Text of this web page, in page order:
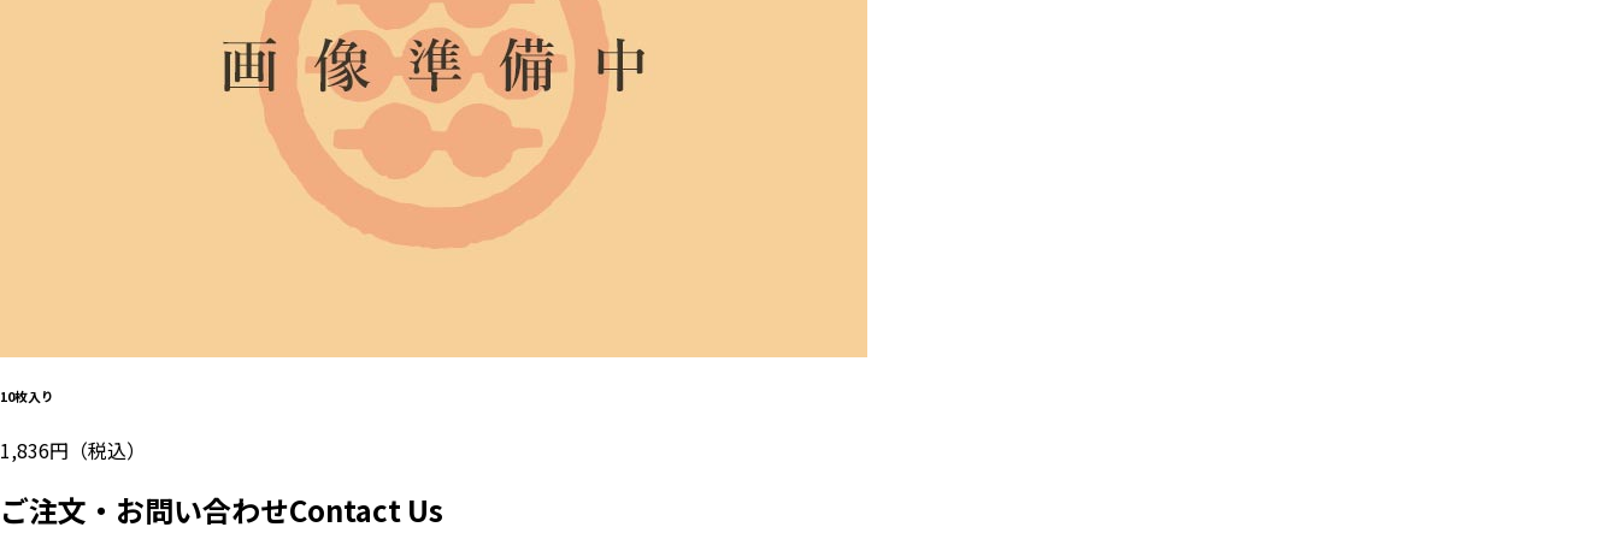
10枚入り
1,836円（税込）
ご注文・お問い合わせContact Us